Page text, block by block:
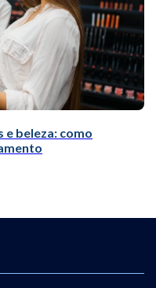
e beleza: como